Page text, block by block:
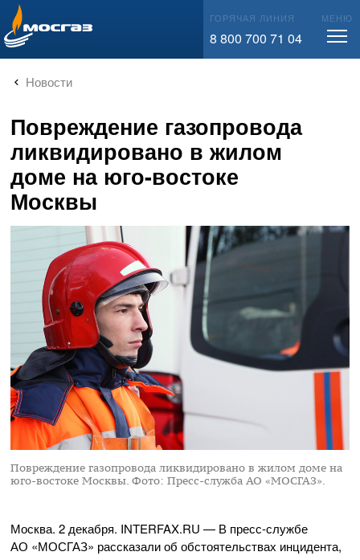
info@mos-gaz.ru ГОРЯЧАЯ ЛИНИЯ
8 800 700 71 04
МЕНЮ
Новости
Повреждение газопровода
ликвидировано в жилом
доме на юго-востоке
Москвы
Повреждение газопровода ликвидировано в жилом доме на
юго-востоке Москвы. Фото: Пресс-служба АО «МОСГАЗ».
Москва. 2 декабря. INTERFAX.RU — В пресс-службе
АО «МОСГАЗ» рассказали об обстоятельствах инцидента,